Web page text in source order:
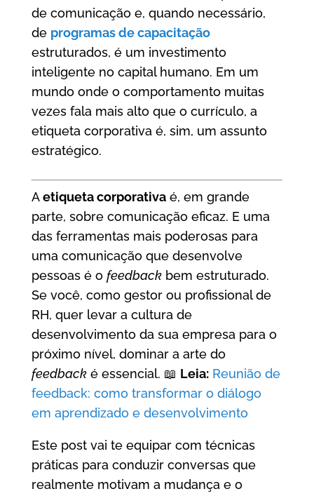
de comunicação e, quando necessário,
de programas de capacitação
estruturados, é um investimento
inteligente no capital humano. Em um
mundo onde o comportamento muitas
vezes fala mais alto que o currículo, a
etiqueta corporativa é, sim, um assunto
estratégico.
Aetiqueta corporativaé, em grande
parte, sobre comunicação eficaz. E uma
das ferramentas mais poderosas para
uma comunicação que desenvolve
pessoas é o feedbackbem estruturado.
Se você, como gestor ou profissional de
RH, quer levar a cultura de
desenvolvimento da sua empresa para o
próximo nível, dominar a arte do
feedbacké essencial. 📖 Leia: Reunião de
feedback: como transformar o diálogo
em aprendizado e desenvolvimento
Este post vai te equipar com técnicas
práticas para conduzir conversas que
realmente motivam a mudança e o